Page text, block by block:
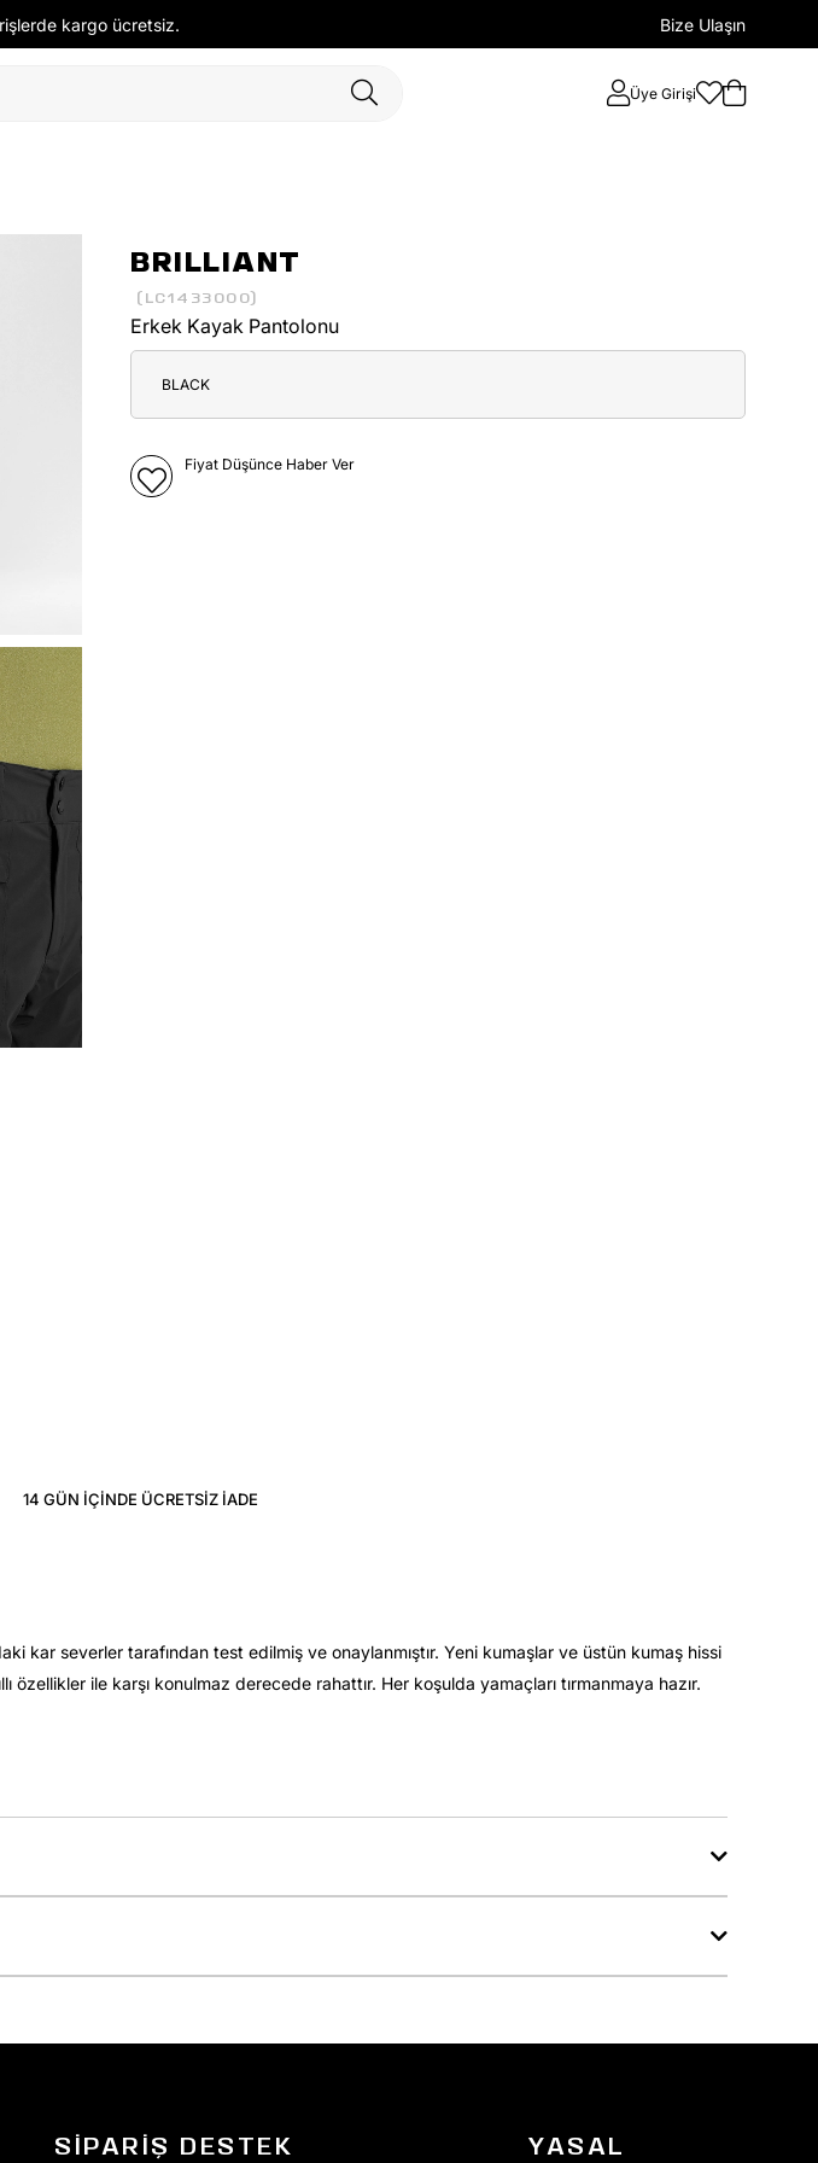
kargo ücretsiz. Bize Ulaşın
Üye Girişi
BRILLIANT
(LC1433000)
Erkek Kayak Pantolonu
BLACK
Fiyat Düşünce Haber Ver
14 GÜN IÇINDE ÜCRETSIZ IADE
kar severler tarafından test edilmiş ve onaylanmıştır. Yeni kumaşlar ve üstün kumaş hissi
özellikler ile karşı konulmaz derecede rahattır. Her koşulda yamaçları tırmanmaya hazır.
SIPARIŞ DESTEK YASAL